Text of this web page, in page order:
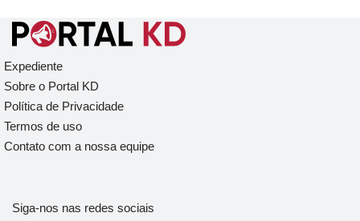
Expediente
Sobre o Portal KD
Política de Privacidade
Termos de uso
Contato com a nossa equipe
Siga-nos nas redes sociais